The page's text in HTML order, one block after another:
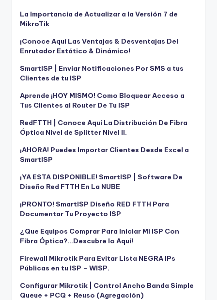
La Importancia de Actualizar a la Versión 7 de
MikroTik
¡Conoce Aquí Las Ventajas & Desventajas Del
Enrutador Estático & Dinámico!
SmartISP | Enviar Notificaciones Por SMS a tus
Clientes de tu ISP
Aprende ¡HOY MISMO! Como Bloquear Acceso a
Tus Clientes al Router De Tu ISP
RedFTTH | Conoce Aquí La Distribución De Fibra
Óptica Nivel de Splitter Nivel II.
¡AHORA! Puedes Importar Clientes Desde Excel a
SmartISP
¡YA ESTA DISPONIBLE! SmartISP | Software De
Diseño Red FTTH En La NUBE
¡PRONTO! SmartISP Diseño RED FTTH Para
Documentar Tu Proyecto ISP
¿Que Equipos Comprar Para Iniciar Mi ISP Con
Fibra Óptica?…Descubre lo Aquí!
Firewall Mikrotik Para Evitar Lista NEGRA IPs
Públicas en tu ISP – WISP.
Configurar Mikrotik | Control Ancho Banda Simple
Queue + PCQ + Reuso (Agregación)